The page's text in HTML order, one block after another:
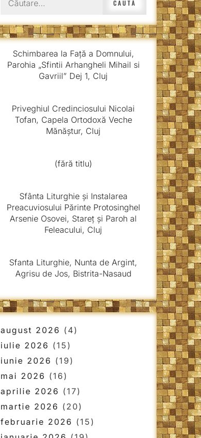
după:
Schimbarea la Față a Domnului,
Parohia „Sfintii Arhangheli Mihail si
Gavriil” Dej 1, Cluj
Priveghiul Credinciosului Nicolai
Tofan, Capela Ortodoxă Veche
Mănăștur, Cluj
(fără titlu)
Sfânta Liturghie și Instalarea
Preacuviosului Părinte Protosinghel
Arsenie Osovei, Stareț și Paroh al
Feleacului, Cluj
Sfanta Liturghie, Nunta de Argint,
Agrisu de Jos, Bistrita-Nasaud
august 2026 (4)
iulie 2026 (15)
iunie 2026 (19)
mai 2026 (16)
aprilie 2026 (17)
martie 2026 (20)
februarie 2026 (15)